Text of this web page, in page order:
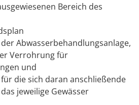
Bereich des
Abwasserbehandlungsanlage,
Verrohrung für
und
die sich daran anschließende
jeweilige Gewässer